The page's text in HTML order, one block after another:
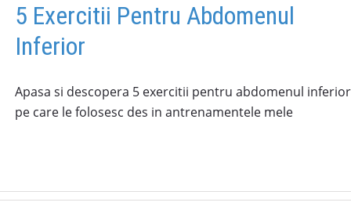
5 Exercitii Pentru Abdomenul
Inferior
Apasa si descopera 5 exercitii pentru abdomenul inferior
pe care le folosesc des in antrenamentele mele